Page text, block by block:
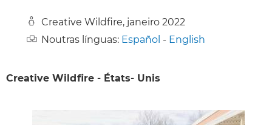
Creative Wildfire, janeiro 2022
Noutras línguas: Español - English
Creative Wildfire - États- Unis